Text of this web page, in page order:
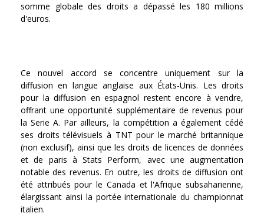
somme globale des droits a dépassé les 180 millions
d'euros.
Ce nouvel accord se concentre uniquement sur la
diffusion en langue anglaise aux États-Unis. Les droits
pour la diffusion en espagnol restent encore à vendre,
offrant une opportunité supplémentaire de revenus pour
la Serie A. Par ailleurs, la compétition a également cédé
ses droits télévisuels à TNT pour le marché britannique
(non exclusif), ainsi que les droits de licences de données
et de paris à Stats Perform, avec une augmentation
notable des revenus. En outre, les droits de diffusion ont
été attribués pour le Canada et l'Afrique subsaharienne,
élargissant ainsi la portée internationale du championnat
italien.